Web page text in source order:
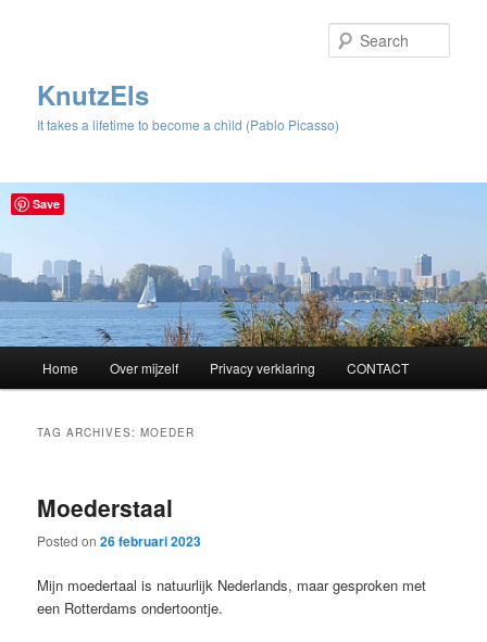
KnutzEls
It takes a lifetime to become a child (Pablo Picasso)
Skip
content
Skip
content
Home Over mijzelf Privacy verklaring CONTACT
TAG ARCHIVES:MOEDER
Moederstaal
Posted on26 februari 2023
Mijn moedertaal is natuurlijk Nederlands, maar gesproken met
een Rotterdams ondertoontje.
Save